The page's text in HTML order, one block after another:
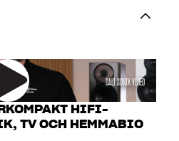
DALI SONIK VIDEO
HIFI-
TV OCH HEMMABIO